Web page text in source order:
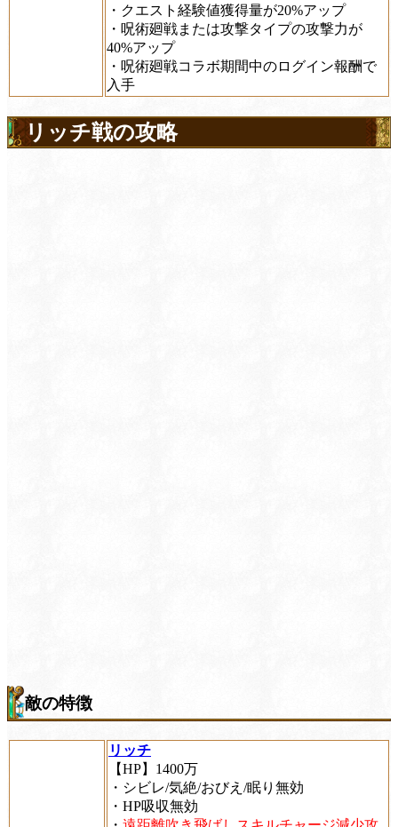
・クエスト経験値獲得量が20%アップ
・呪術廻戦または攻撃タイプの攻撃力が
40%アップ
・呪術廻戦コラボ期間中のログイン報酬で
入手
リッチ戦の攻略
敵の特徴
リッチ
【HP】1400万
・シビレ/気絶/おびえ/眠り無効
・HP吸収無効